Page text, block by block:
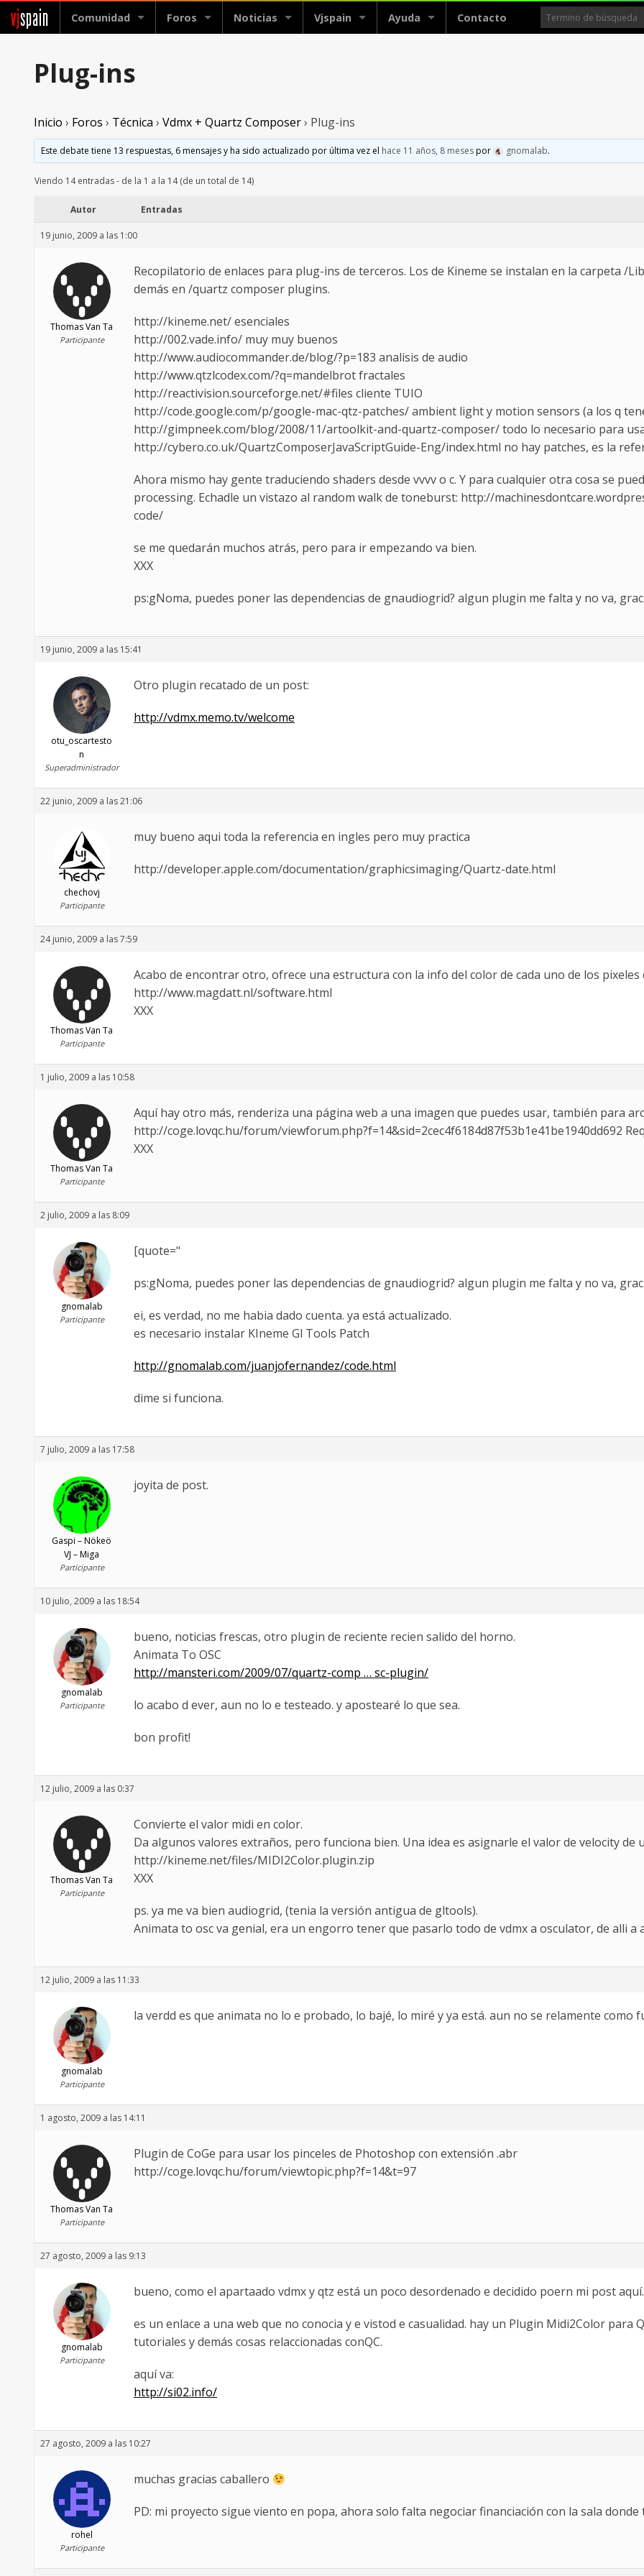
vjspain Comunidad Foros Noticias Vjspain Ayuda Contacto
Plug-ins
Inicio › Foros › Técnica › Vdmx + Quartz Composer› Plug-ins
Este debate tiene 13 respuestas, 6 mensajes y ha sido actualizado por última vez el hace 11 años, 8 mesespor gnomalab.
Viendo 14 entradas - de la 1 a la 14 (de un total de 14)
Autor Entradas
19 junio, 2009 a las 1:00
Thomas Van Ta
Participante
Recopilatorio de enlaces para plug-ins de terceros. Los de Kineme se instalan en la carpeta /
demás en /quartz composer plugins.
http://kineme.net/ esenciales
http://002.vade.info/ muy muy buenos
http://www.audiocommander.de/blog/?p=183 analisis de audio
http://www.qtzlcodex.com/?q=mandelbrot fractales
http://reactivision.sourceforge.net/#files cliente TUIO
http://code.google.com/p/google-mac-qtz-patches/ ambient light y motion sensors (a los q
http://gimpneek.com/blog/2008/11/artoolkit-and-quartz-composer/ todo lo necesario para
http://cybero.co.uk/QuartzComposerJavaScriptGuide-Eng/index.html no hay patches, es la
Ahora mismo hay gente traduciendo shaders desde vvvv o c. Y para cualquier otra cosa se
processing. Echadle un vistazo al random walk de toneburst: http://
code/
se me quedarán muchos atrás, pero para ir empezando va bien.
XXX
ps:gNoma, puedes poner las dependencias de gnaudiogrid? algun plugin me falta y no va,
19 junio, 2009 a las 15:41
otu_oscartesto
n
Superadministrador
Otro plugin recatado de un post:
http://vdmx.memo.tv/welcome
22 junio, 2009 a las 21:06
chechovj
Participante
muy bueno aqui toda la referencia en ingles pero muy practica
http://developer.apple.com/documentation/graphicsimaging/Quartz-date.html
24 junio, 2009 a las 7:59
Thomas Van Ta
Participante
Acabo de encontrar otro, ofrece una estructura con la info del color de cada uno de los pixeles
http://www.magdatt.nl/software.html
XXX
1 julio, 2009 a las 10:58
Thomas Van Ta
Participante
Aquí hay otro más, renderiza una página web a una imagen que puedes usar, también para
http://coge.lovqc.hu/forum/viewforum.php?f=14&sid=2cec4f6184d87f53b1e41be1940dd692
XXX
2 julio, 2009 a las 8:09
gnomalab
Participante
[quote="
ps:gNoma, puedes poner las dependencias de gnaudiogrid? algun plugin me falta y no va,
ei, es verdad, no me habia dado cuenta. ya está actualizado.
es necesario instalar KIneme Gl Tools Patch
http://gnomalab.com/juanjofernandez/code.html
dime si funciona.
7 julio, 2009 a las 17:58
Gaspi – Nökeö
VJ – Miga
Participante
joyita de post.
10 julio, 2009 a las 18:54
gnomalab
Participante
bueno, noticias frescas, otro plugin de reciente recien salido del horno.
Animata To OSC
http://mansteri.com/2009/07/quartz-comp … sc-plugin/
lo acabo d ever, aun no lo e testeado. y apostearé lo que sea.
bon profit!
12 julio, 2009 a las 0:37
Thomas Van Ta
Participante
Convierte el valor midi en color.
Da algunos valores extraños, pero funciona bien. Una idea es asignarle el valor de velocity de
http://kineme.net/files/MIDI2Color.plugin.zip
XXX
ps. ya me va bien audiogrid, (tenia la versión antigua de gltools).
Animata to osc va genial, era un engorro tener que pasarlo todo de vdmx a osculator, de alli a
12 julio, 2009 a las 11:33
gnomalab
Participante
la verdd es que animata no lo e probado, lo bajé, lo miré y ya está. aun no se relamente como
1 agosto, 2009 a las 14:11
Thomas Van Ta
Participante
Plugin de CoGe para usar los pinceles de Photoshop con extensión .abr
http://coge.lovqc.hu/forum/viewtopic.php?f=14&t=97
27 agosto, 2009 a las 9:13
gnomalab
Participante
bueno, como el apartaado vdmx y qtz está un poco desordenado e decidido poern mi post aquí.
es un enlace a una web que no conocia y e vistod e casualidad. hay un Plugin Midi2Color para
tutoriales y demás cosas relaccionadas conQC.
aquí va:
http://si02.info/
27 agosto, 2009 a las 10:27
rohel
Participante
muchas gracias caballero
PD: mi proyecto sigue viento en popa, ahora solo falta negociar financiación con la sala donde